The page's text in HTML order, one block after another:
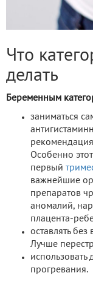
Что
делать
Беременным
заниматься
Особенно
первый
важнейшие
препаратов
аномалий,
плацента-
оставлять
Лучше
использовать
прогревания.